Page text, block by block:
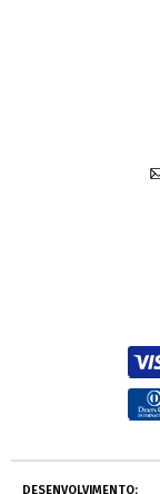
DESENVOLVIMENTO: